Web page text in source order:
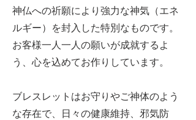
神仏への祈願により強力な神気（エネ
ルギー）を封入した特別なものです。
お客様一人一人の願いが成就するよ
う、心を込めてお作りしています。
ブレスレットはお守りやご神体のよう
な存在で、日々の健康維持、邪気防